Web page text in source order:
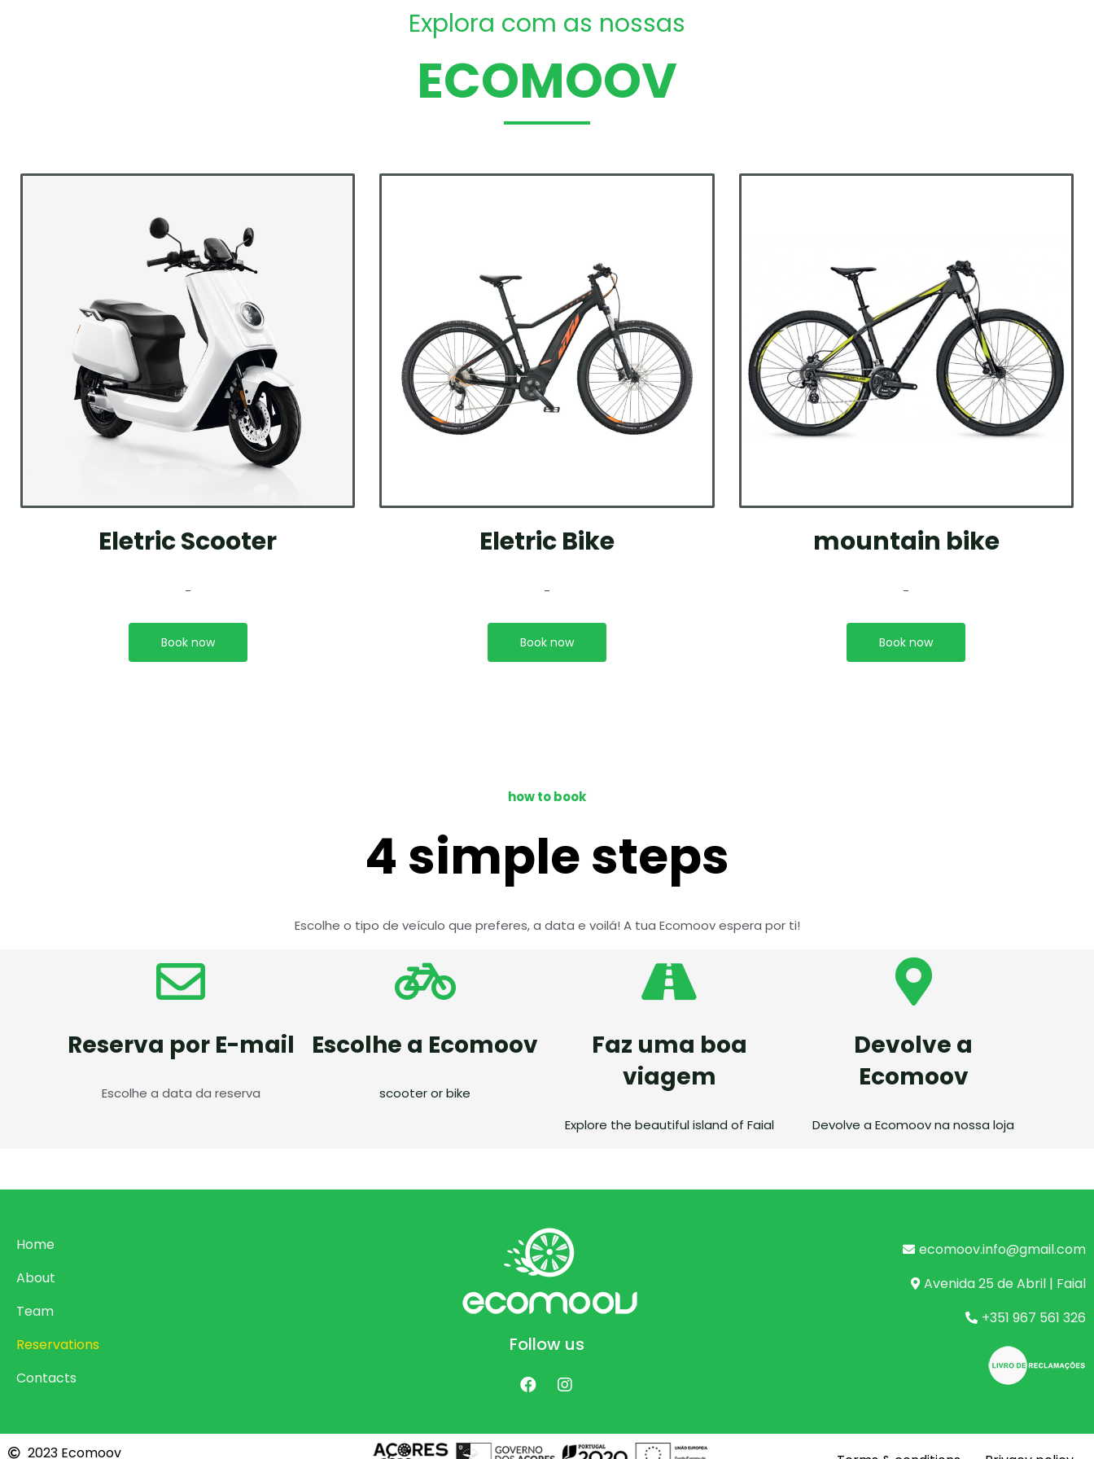
Explora com as nossas
ECOMOOV
Eletric Scooter
-
Book now
Eletric Bike
-
Book now
mountain bike
-
Book now
how to book
4 simple steps
Escolhe o tipo de veículo que preferes, a data e voilá! A tua Ecomoov espera por ti!
Reserva por E-mail
Escolhe a data da reserva
Escolhe a Ecomoov
scooter or bike
Faz uma boa
viagem
Explore the beautiful island of Faial
Devolve a
Ecomoov
Devolve a Ecomoov na nossa loja
Home
About
Team
Reservations
Contacts
Follow us
ecomoov.info@gmail.com
Avenida 25 de Abril | Faial
+351 967 561 326
2023 Ecomoov